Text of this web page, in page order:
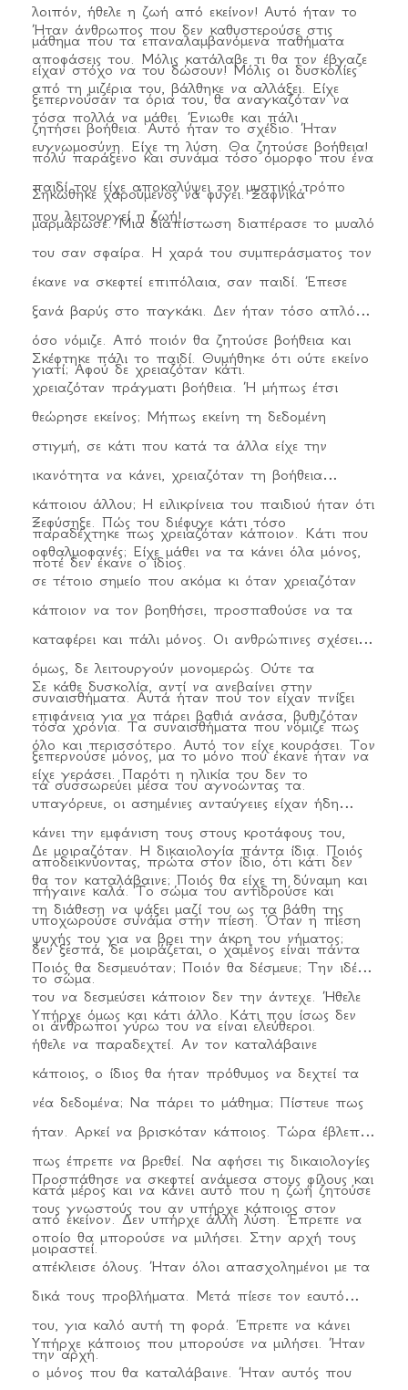
λοιπόν, ήθελε η ζωή από εκείνον! Αυτό ήταν το
μάθημα που τα επαναλαμβανόμενα παθήματα
είχαν στόχο να του δώσουν! Μόλις οι δυσκολίες
ξεπερνούσαν τα όρια του, θα αναγκαζόταν να
ζητήσει βοήθεια. Αυτό ήταν το σχέδιο. Ήταν
πολύ παράξενο και συνάμα τόσο όμορφο που ένα
παιδί του είχε αποκαλύψει τον μυστικό τρόπο
που λειτουργεί η ζωή!
Ήταν άνθρωπος που δεν καθυστερούσε στις
αποφάσεις του. Μόλις κατάλαβε τι θα τον έβγαζε
από τη μιζέρια του, βάλθηκε να αλλάξει. Είχε
τόσα πολλά να μάθει. Ένιωθε και πάλι
ευγνωμοσύνη. Είχε τη λύση. Θα ζητούσε βοήθεια!
Σηκώθηκε χαρούμενος να φύγει. Ξαφνικά
μαρμάρωσε. Μια διαπίστωση διαπέρασε το μυαλό
του σαν σφαίρα. Η χαρά του συμπεράσματος τον
έκανε να σκεφτεί επιπόλαια, σαν παιδί. Έπεσε
ξανά βαρύς στο παγκάκι. Δεν ήταν τόσο απλό
όσο νόμιζε. Από ποιόν θα ζητούσε βοήθεια και
γιατί; Αφού δε χρειαζόταν κάτι.
Σκέφτηκε πάλι το παιδί. Θυμήθηκε ότι ούτε εκείνο
χρειαζόταν πράγματι βοήθεια. Ή μήπως έτσι
θεώρησε εκείνος; Μήπως εκείνη τη δεδομένη
στιγμή, σε κάτι που κατά τα άλλα είχε την
ικανότητα να κάνει, χρειαζόταν τη βοήθεια
κάποιου άλλου; Η ειλικρίνεια του παιδιού ήταν ότι
παραδέχτηκε πως χρειαζόταν κάποιον. Κάτι που
ποτέ δεν έκανε ο ίδιος.
Ξεφύσηξε. Πώς του διέφυγε κάτι τόσο
οφθαλμοφανές; Είχε μάθει να τα κάνει όλα μόνος,
σε τέτοιο σημείο που ακόμα κι όταν χρειαζόταν
κάποιον να τον βοηθήσει, προσπαθούσε να τα
καταφέρει και πάλι μόνος. Οι ανθρώπινες σχέσεις,
όμως, δε λειτουργούν μονομερώς. Ούτε τα
συναισθήματα. Αυτά ήταν που τον είχαν πνίξει
τόσα χρόνια. Τα συναισθήματα που νόμιζε πως
ξεπερνούσε μόνος, μα το μόνο που έκανε ήταν να
τα συσσωρεύει μέσα του αγνοώντας τα.
Σε κάθε δυσκολία, αντί να ανεβαίνει στην
επιφάνεια για να πάρει βαθιά ανάσα, βυθιζόταν
όλο και περισσότερο. Αυτό τον είχε κουράσει. Τον
είχε γεράσει. Παρότι η ηλικία του δεν το
υπαγόρευε, οι ασημένιες ανταύγειες είχαν ήδη
κάνει την εμφάνιση τους στους κροτάφους του,
αποδεικνύοντας, πρώτα στον ίδιο, ότι κάτι δεν
πήγαινε καλά. Το σώμα του αντιδρούσε και
υποχωρούσε συνάμα στην πίεση. Όταν η πίεση
δεν ξεσπά, δε μοιράζεται, ο χαμένος είναι πάντα
το σώμα.
Δε μοιραζόταν. Η δικαιολογία πάντα ίδια. Ποιός
θα τον καταλάβαινε; Ποιός θα είχε τη δύναμη και
τη διάθεση να ψάξει μαζί του ως τα βάθη της
ψυχής του για να βρει την άκρη του νήματος;
Ποιός θα δεσμευόταν; Ποιόν θα δέσμευε; Την ιδέα
του να δεσμεύσει κάποιον δεν την άντεχε. Ήθελε
οι άνθρωποι γύρω του να είναι ελεύθεροι.
Υπήρχε όμως και κάτι άλλο. Κάτι που ίσως δεν
ήθελε να παραδεχτεί. Αν τον καταλάβαινε
κάποιος, ο ίδιος θα ήταν πρόθυμος να δεχτεί τα
νέα δεδομένα; Να πάρει το μάθημα; Πίστευε πως
ήταν. Αρκεί να βρισκόταν κάποιος. Τώρα έβλεπε
πως έπρεπε να βρεθεί. Να αφήσει τις δικαιολογίες
κατά μέρος και να κάνει αυτό που η ζωή ζητούσε
από εκείνον. Δεν υπήρχε άλλη λύση. Έπρεπε να
μοιραστεί.
Προσπάθησε να σκεφτεί ανάμεσα στους φίλους και
τους γνωστούς του αν υπήρχε κάποιος στον
οποίο θα μπορούσε να μιλήσει. Στην αρχή τους
απέκλεισε όλους. Ήταν όλοι απασχολημένοι με τα
δικά τους προβλήματα. Μετά πίεσε τον εαυτό
του, για καλό αυτή τη φορά. Έπρεπε να κάνει
την αρχή.
Υπήρχε κάποιος που μπορούσε να μιλήσει. Ήταν
ο μόνος που θα καταλάβαινε. Ήταν αυτός που